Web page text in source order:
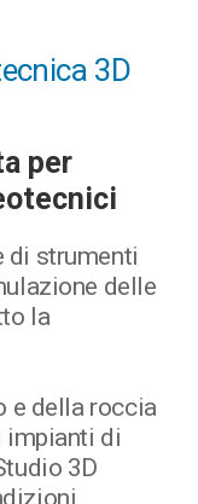
3D
per
di strumenti
delle
la
e della roccia
impianti di
3D